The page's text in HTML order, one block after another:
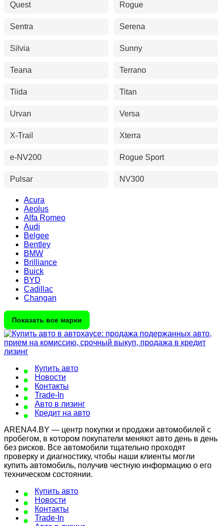
Quest Rogue
Sentra Serena
Silvia Sunny
Teana Terrano
Tiida Titan
Urvan Versa
X-Trail Xterra
e-NV200 Rogue Sport
Pulsar NV300
Acura
Aeolus
Alfa Romeo
Audi
Belgee
Bentley
BMW
Brilliance
Buick
BYD
Cadillac
Changan
Показать все марки
Купить авто
Новости
Контакты
Trade-In
Авто в лизинг
Кредит на авто
ARENA4.BY — центр покупки и продажи автомобилей с
пробегом, в котором покупатели меняют авто день в день
без рисков. Все автомобили тщательно проходят
проверку и диагностику, чтобы наши клиенты могли
купить автомобиль, получив честную информацию о его
техническом состоянии.
Купить авто
Новости
Контакты
Trade-In